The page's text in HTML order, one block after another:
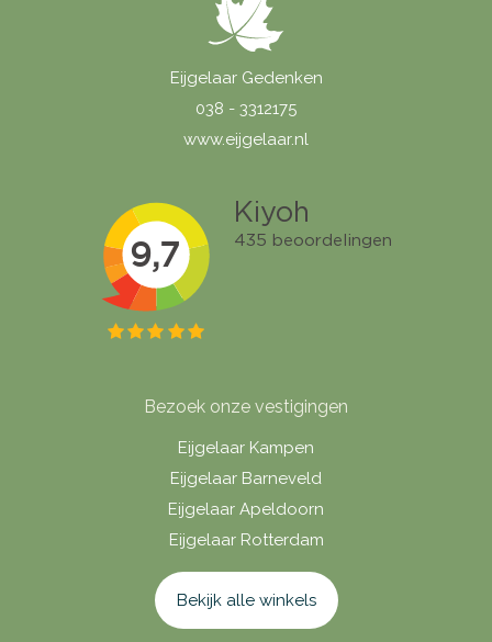
Eijgelaar Gedenken
038 - 3312175
www.eijgelaar.nl
Bezoek onze vestigingen
Eijgelaar Kampen
Eijgelaar Barneveld
Eijgelaar Apeldoorn
Eijgelaar Rotterdam
Bekijk alle winkels